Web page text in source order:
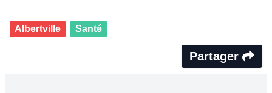
Albertville Santé
Partager